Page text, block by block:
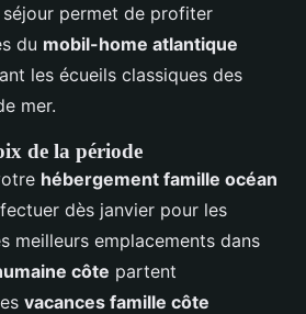
permet de profiter
du mobil-home atlantique
les écueils classiques des
mer.
de la période
hébergement famille océan
dès janvier pour les
meilleurs emplacements dans
côte partent
vacances famille côte